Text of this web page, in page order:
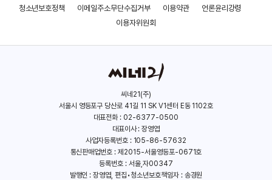
아쿠아맨과 로스트 킹덤 킬 힘: 더 리벤지
청소년보호정책
이메일주소무단수집거부 이용약관
언론윤리강령
이용자위원회
씨네21(주)
서울시 영등포구 당산로 41길 11 SK V1센터 E동 1102호
대표전화 : 02-6377-0500
대표이사 : 장영엽
사업자등록번호 : 105-86-57632
통신판매업번호 : 제2015-서울영등포-0671호
등록번호 : 서울,자00347
발행인 : 장영엽, 편집•청소년보호책임자 : 송경원